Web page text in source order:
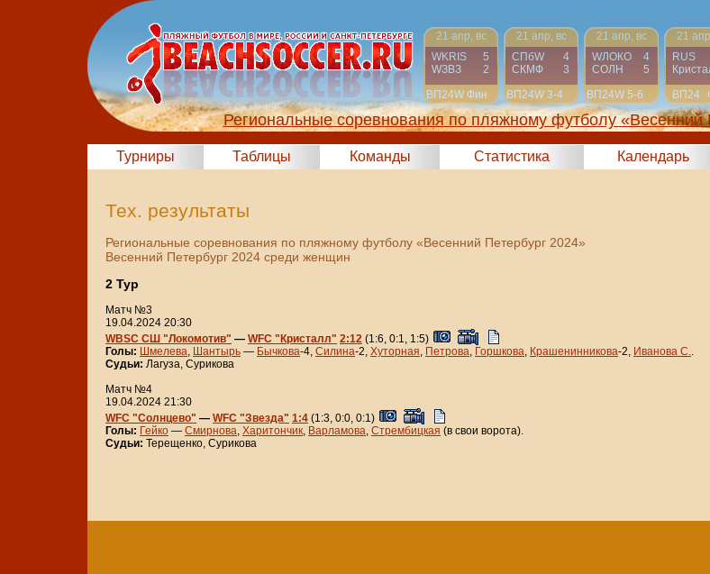
21 апр, вс
WKRIS
5
WЗВЗ
2
ВП24W Фин
21 апр, вс
СПбW
4
СКМФ
3
ВП24W 3-4
21 апр, вс
WЛОКО
4
СОЛН
5
ВП24W 5-6
21
RUS
ВП24
Региональные соревнования по пляжному футболу «Весенний
Турниры Таблицы Команды Статистика Календарь
Тех. результаты
Региональные соревнования по пляжному футболу «Весенний Петербург 2024»
Весенний Петербург 2024 среди женщин
2 Тур
Матч №3
19.04.2024 20:30
WBSC СШ "Локомотив" — WFC "Кристалл" 2:12 (1:6, 0:1, 1:5)
Голы: Шмелева, Шантырь — Бычкова-4, Силина-2, Хуторная, Петрова, Горшкова, Крашенинникова-2, Иванова С..
Судьи: Лагуза, Сурикова
Матч №4
19.04.2024 21:30
WFC "Солнцево" — WFC "Звезда" 1:4 (1:3, 0:0, 0:1)
Голы: Гейко — Смирнова, Харитончик, Варламова, Стрембицкая (в свои ворота).
Судьи: Терещенко, Сурикова